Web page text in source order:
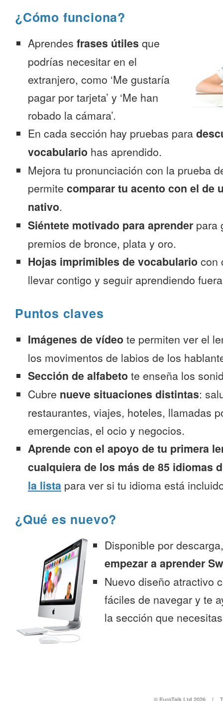
¿Cómo funciona?
Aprendes frases útiles que
podrías necesitar en el
extranjero, como ‘Me gustaría
pagar por tarjeta’ y ‘Me han
robado la cámara’.
En cada sección hay pruebas para
vocabulario has aprendido.
Mejora tu pronunciación con la prueba
permite comparar tu acento con el de
nativo.
Siéntete motivado para aprender para
premios de bronce, plata y oro.
Hojas imprimibles de vocabulario con
llevar contigo y seguir aprendiendo
Puntos claves
Imágenes de vídeo te permiten ver el
los movimentos de labios de los
Sección de alfabeto te enseña los
Cubre nueve situaciones distintas:
restaurantes, viajes, hoteles, llamadas
emergencias, el ocio y negocios.
Aprende con el apoyo de tu primera
cualquiera de los más de 85 idiomas
la lista para ver si tu idioma está
¿Qué es nuevo?
Disponible por
empezar a aprender
Nuevo diseño atractivo
fáciles de navegar y te
la sección que
© EuroTalk Ltd 2026 |